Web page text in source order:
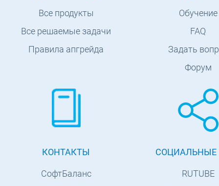
Все продукты
Все решаемые задачи
Правила апгрейда
Обучение
FAQ
Задать
Форум
КОНТАКТЫ
СофтБаланс
СОЦИАЛЬНЫЕ
RUTUBE